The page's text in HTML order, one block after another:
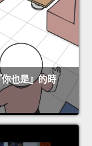
也是』的時